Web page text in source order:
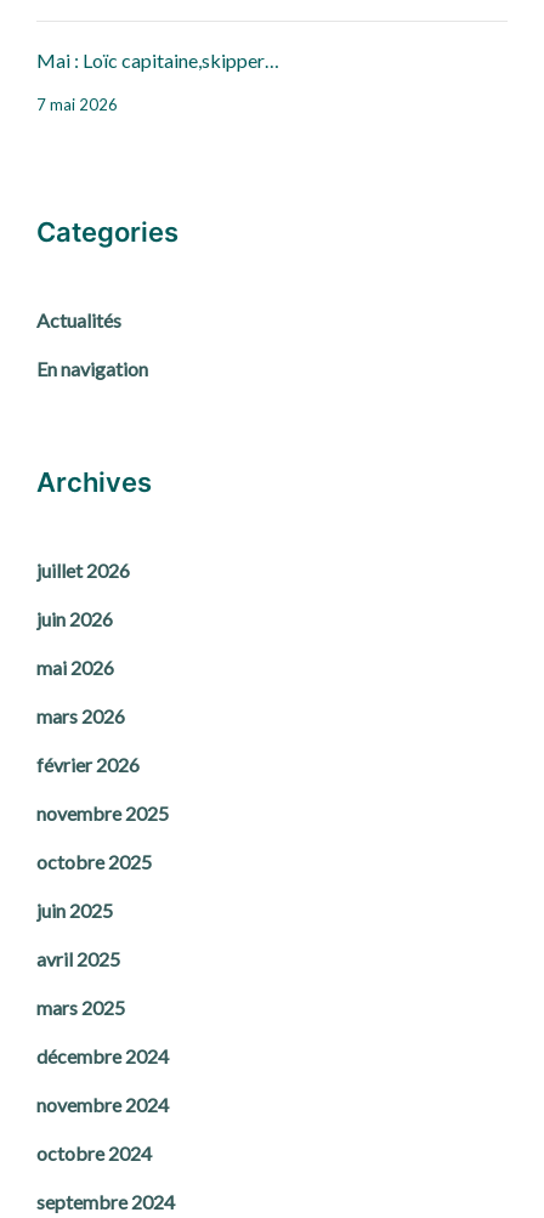
Mai : Loïc capitaine,skipper…
7 mai 2026
Categories
Actualités
En navigation
Archives
juillet 2026
juin 2026
mai 2026
mars 2026
février 2026
novembre 2025
octobre 2025
juin 2025
avril 2025
mars 2025
décembre 2024
novembre 2024
octobre 2024
septembre 2024